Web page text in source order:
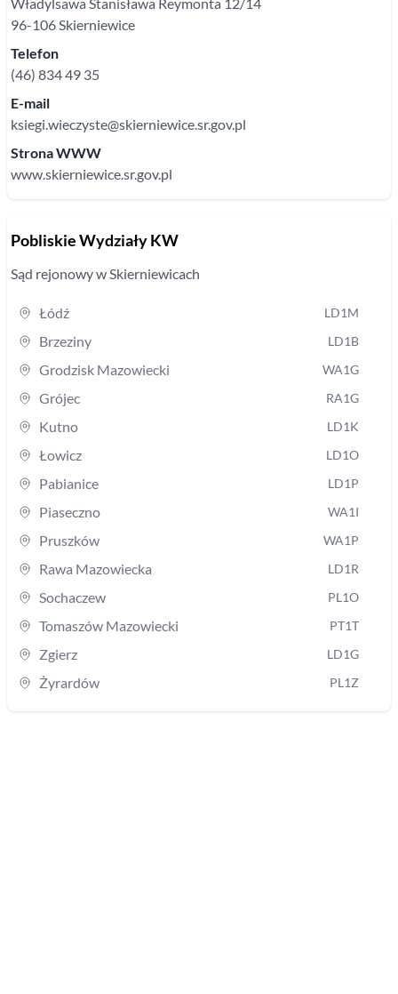
96-106Skierniewice
Telefon
(46) 834 49 35
E-mail
ksiegi.wieczyste@skierniewice.sr.gov.pl
Strona WWW
www.skierniewice.sr.gov.pl
Pobliskie Wydziały KW
Sąd rejonowyw Skierniewicach
Łódź LD1M
Brzeziny LD1B
Grodzisk Mazowiecki WA1G
Grójec RA1G
Kutno LD1K
Łowicz LD1O
Pabianice LD1P
Piaseczno WA1I
Pruszków WA1P
Rawa Mazowiecka LD1R
Sochaczew PL1O
Tomaszów Mazowiecki PT1T
Zgierz LD1G
Żyrardów PL1Z